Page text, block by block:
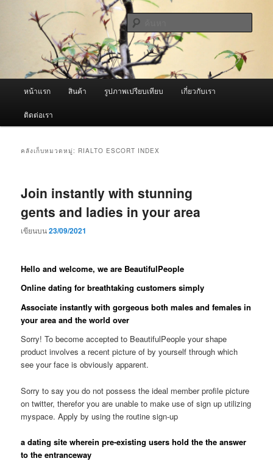
ผู้นำเข้าเครื่องพ่นหมอกควัน Best
Fogger / Fogger One และ อะไหล่
จำหน่ายเครื่องพ่นหมอกควัน คุณภาพดี บริการด้วยความจริงใจ
หน้าแรก สินค้า รูปภาพเปรียบเทียบ เกี่ยวกับเรา
ติดต่อเรา
คลังเก็บหมวดหมู่: RIALTO ESCORT INDEX
Join instantly with stunning
gents and ladies in your area
เขียนบน23/09/2021
Hello and welcome, we are BeautifulPeople
Online dating for breathtaking customers simply
Associate instantly with gorgeous both males and females in
your area and the world over
Sorry! To become accepted to BeautifulPeople your shape
product involves a recent picture of by yourself through which
see your face is obviously apparent.
Sorry to say you do not possess the ideal member profile picture
on twitter, therefor you are unable to make use of sign up utilizing
myspace. Apply by using the routine sign-up
a dating site wherein pre-existing users hold the the answer
to the entranceway